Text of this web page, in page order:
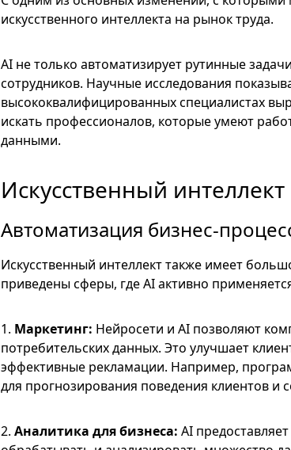
искусственного интеллекта на рынок труда.
AI не только автоматизирует рутинные
сотрудников. Научные исследования
высококвалифицированных специалистах
искать профессионалов, которые умеют
данными.
Искусственный
Автоматизация бизнес-
Искусственный интеллект также имеет
приведены сферы, где AI активно
1. Маркетинг: Нейросети и AI позволяют
потребительских данных. Это улучшает
эффективные рекламации. Например,
для прогнозирования поведения клиентов и
2. Аналитика для бизнеса: AI